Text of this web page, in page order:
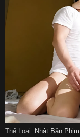
Thể Loại: Nhật Bản